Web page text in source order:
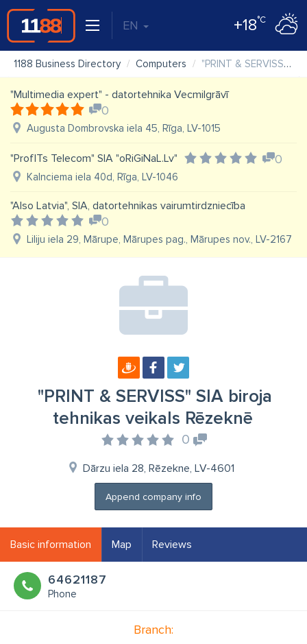
EN +18°C
1188 Business Directory Computers "PRINT & SERVISS" SIA biroja tehnikas veikals Rēzeknē
"Multimedia expert" - datortehnika Vecmilgrāvī
0
Augusta Dombrovska iela 45, Rīga, LV-1015
"ProfITs Telecom" SIA "oRiGiNaL.Lv" 0
Kalnciema iela 40d, Rīga, LV-1046
"Also Latvia", SIA, datortehnikas vairumtirdzniecība
0
Liliju iela 29, Mārupe, Mārupes pag., Mārupes nov., LV-2167
"PRINT & SERVISS" SIA biroja
tehnikas veikals Rēzeknē
0
Dārzu iela 28, Rēzekne, LV-4601
Append company info
Basic information Map Reviews
64621187
Phone
Branch: